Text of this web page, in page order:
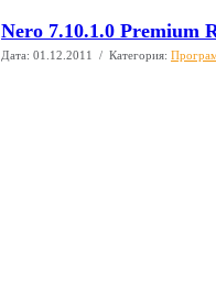
Nero 7.10.1.0 Premium
Дата: 01.12.2011 / Категория: